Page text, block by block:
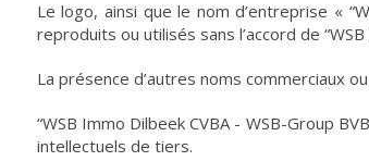
Le logo, ainsi que le nom d’entreprise «
reproduits ou utilisés sans l’accord de
La présence d’autres noms commerciaux
“WSB Immo Dilbeek CVBA - WSB-Group
intellectuels de tiers.